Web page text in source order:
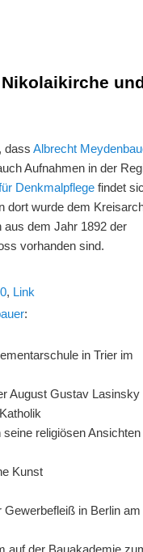
dassAlbrecht
Aufnahmen in der
Denkmalpflege findet
dort wurde dem
dem Jahr 1892 der
vorhanden sind.
, Link
:
in Trier im
August Gustav Lasinsky
religiösen Ansichten
Kunst
in Berlin am